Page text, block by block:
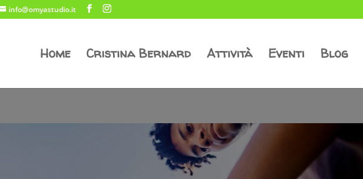
info@omyastudio.it
Home Cristina Bernard Attività Eventi Blog